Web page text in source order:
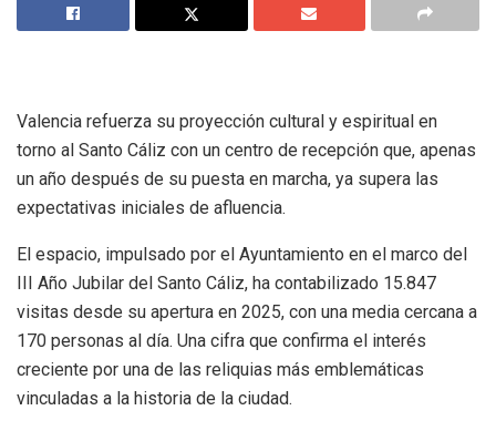
Valencia refuerza su proyección cultural y espiritual en
torno al Santo Cáliz con un centro de recepción que, apenas
un año después de su puesta en marcha, ya supera las
expectativas iniciales de afluencia.
El espacio, impulsado por el Ayuntamiento en el marco del
III Año Jubilar del Santo Cáliz, ha contabilizado 15.847
visitas desde su apertura en 2025, con una media cercana a
170 personas al día. Una cifra que confirma el interés
creciente por una de las reliquias más emblemáticas
vinculadas a la historia de la ciudad.